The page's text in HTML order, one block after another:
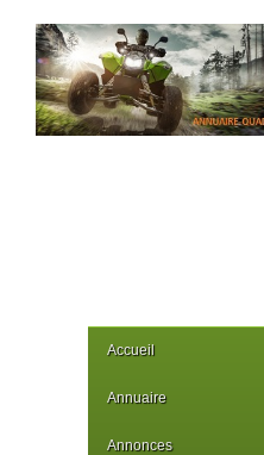
Accueil
Annuaire
Annonces